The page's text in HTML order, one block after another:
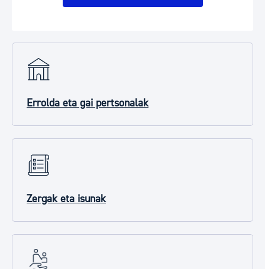
Errolda eta gai pertsonalak
Zergak eta isunak